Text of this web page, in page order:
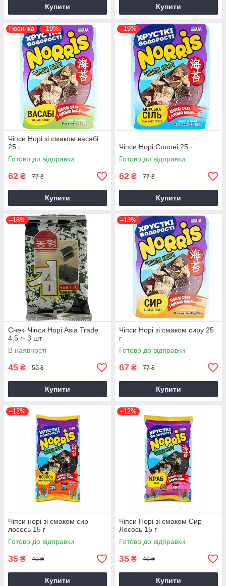
Купити Купити
Новинка –19%
Чіпси Норі зі смаком васабі
25 г
Готово до відправки
62 ₴ 77 ₴
Купити
–19%
Чіпси Норі Солоні 25 г
Готово до відправки
62 ₴ 77 ₴
Купити
–18%
Снекі Чіпси Норі Asia Trade
4,5 г- 3 шт
В наявності
45 ₴ 55 ₴
Купити
–13%
Чіпси Норі зі смаком сиру 25
г
Готово до відправки
67 ₴ 77 ₴
Купити
–12%
Чіпси норі зі смаком сир
лосось 15 г
Готово до відправки
35 ₴ 40 ₴
Купити
–12%
Чіпси Норі зі смаком Сир
Лосось 15 г
Готово до відправки
35 ₴ 40 ₴
Купити